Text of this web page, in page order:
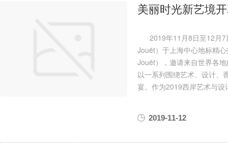
美丽时光新艺境
2019年11月8日至12月7
Jouët）于上海中心地标精
Jouët），邀请来自世界各
以一系列围绕艺术、设计、
宴。作为2019西岸艺术与设
2019-11-12